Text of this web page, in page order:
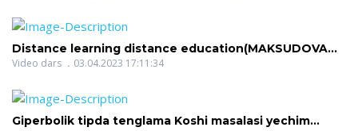
Distance learning distance education(MAKSUDOVA
MOXIGUL USMONOVNA)
Video dars 03.04.2023 17:11:34
Giperbolik tipda tenglama Koshi masalasi yechim